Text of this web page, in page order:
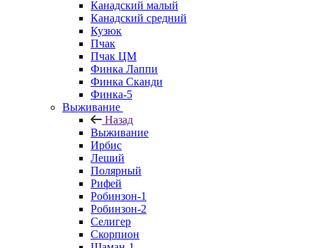
Канадский малый
Канадский средний
Кузюк
Пчак
Пчак ЦМ
Финка Лаппи
Финка Сканди
Финка-5
Выживание
Назад
Выживание
Ирбис
Леший
Полярный
Рифей
Робинзон-1
Робинзон-2
Селигер
Скорпион